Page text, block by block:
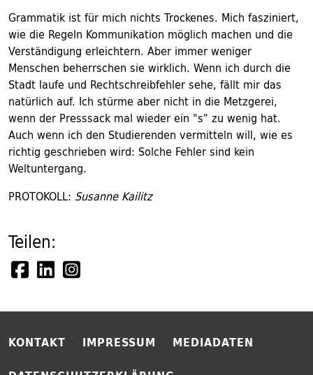
Grammatik ist für mich nichts Trockenes. Mich fasziniert,
wie die Regeln Kommunikation möglich machen und die
Verständigung erleichtern. Aber immer weniger
Menschen beherrschen sie wirklich. Wenn ich durch die
Stadt laufe und Rechtschreibfehler sehe, fällt mir das
natürlich auf. Ich stürme aber nicht in die Metzgerei,
wenn der Presssack mal wieder ein "s" zu wenig hat.
Auch wenn ich den Studierenden vermitteln will, wie es
richtig geschrieben wird: Solche Fehler sind kein
Weltuntergang.
PROTOKOLL: Susanne Kailitz
Teilen:
KONTAKT IMPRESSUM
MEDIADATEN